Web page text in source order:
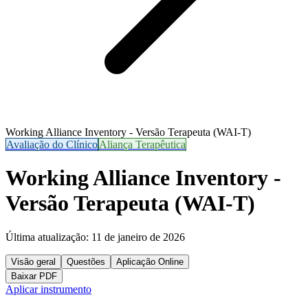
Working Alliance Inventory - Versão Terapeuta (WAI-T)
Avaliação do ClínicoAliança Terapêutica
Working Alliance Inventory -
Versão Terapeuta (WAI-T)
Última atualização: 11 de janeiro de 2026
Visão geral Questões
Aplicação Online
Baixar PDF
Aplicar instrumento